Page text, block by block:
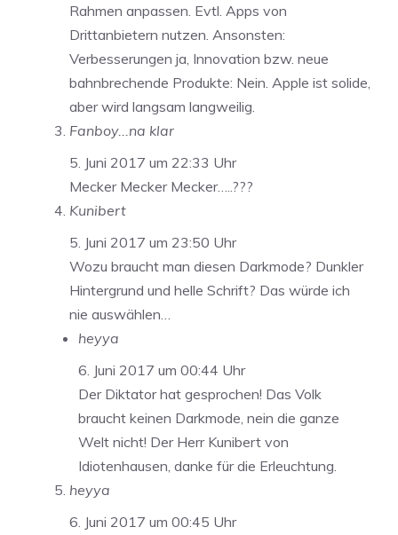
Rahmen anpassen. Evtl. Apps von
Drittanbietern nutzen. Ansonsten:
Verbesserungen ja, Innovation bzw. neue
bahnbrechende Produkte: Nein. Apple ist solide,
aber wird langsam langweilig.
Fanboy...na klar
5. Juni 2017 um 22:33 Uhr
Mecker Mecker Mecker…..???
Kunibert
5. Juni 2017 um 23:50 Uhr
Wozu braucht man diesen Darkmode? Dunkler
Hintergrund und helle Schrift? Das würde ich
nie auswählen…
heyya
6. Juni 2017 um 00:44 Uhr
Der Diktator hat gesprochen! Das Volk
braucht keinen Darkmode, nein die ganze
Welt nicht! Der Herr Kunibert von
Idiotenhausen, danke für die Erleuchtung.
heyya
6. Juni 2017 um 00:45 Uhr